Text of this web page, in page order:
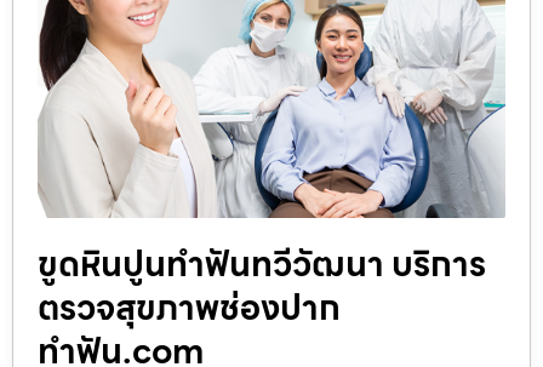
ขูดหินปูนทำฟันทวีวัฒนา บริการ
ตรวจสุขภาพช่องปาก
ทำฟัน.com